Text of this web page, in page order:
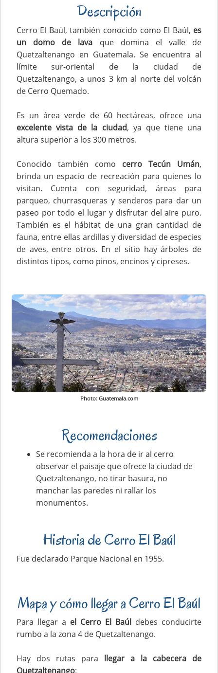
Descripción
Cerro El Baúl, también conocido como El Baúl, es
un domo de lava que domina el valle de
Quetzaltenango en Guatemala. Se encuentra al
límite sur-oriental de la ciudad de
Quetzaltenango, a unos 3 km al norte del volcán
de Cerro Quemado.
Es un área verde de 60 hectáreas, ofrece una
excelente vista de la ciudad, ya que tiene una
altura superior a los 300 metros.
Conocido también como cerro Tecún Umán,
brinda un espacio de recreación para quienes lo
visitan. Cuenta con seguridad, áreas para
parqueo, churrasqueras y senderos para dar un
paseo por todo el lugar y disfrutar del aire puro.
También es el hábitat de una gran cantidad de
fauna, entre ellas ardillas y diversidad de especies
de aves, entre otros. En el sitio hay árboles de
distintos tipos, como pinos, encinos y cipreses.
Photo: Guatemala.com
Recomendaciones
Se recomienda a la hora de ir al cerro
observar el paisaje que ofrece la ciudad de
Quetzaltenango, no tirar basura, no
manchar las paredes ni rallar los
monumentos.
Historia de Cerro El Baúl
Fue declarado Parque Nacional en 1955.
Mapa y cómo llegar a Cerro El Baúl
Para llegar a el Cerro El Baúl debes conducirte
rumbo a la zona 4 de Quetzaltenango.
Hay dos rutas para llegar a la cabecera de
Quetzaltenango: